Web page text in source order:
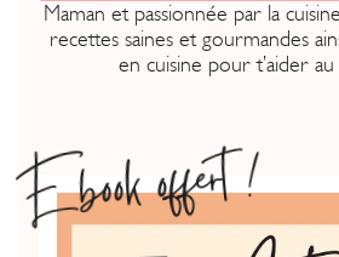
Maman et passionnée par la
recettes saines et gourmandes
en cuisine pour t’aider
Ebook offert !